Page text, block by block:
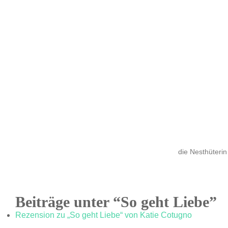
die Nesthüterin
Beiträge unter “So geht Liebe”
Rezension zu „So geht Liebe“ von Katie Cotugno